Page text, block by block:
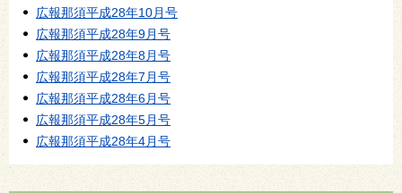
広報那須平成28年10月号
広報那須平成28年9月号
広報那須平成28年8月号
広報那須平成28年7月号
広報那須平成28年6月号
広報那須平成28年5月号
広報那須平成28年4月号